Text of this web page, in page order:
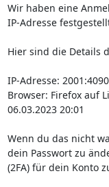
Wir haben eine
IP-Adresse
Hier sind die Details
IP-Adresse:
Browser: Firefox auf
06.03.2023 20:01
Wenn du das nicht
dein Passwort zu
(2FA) für dein Konto